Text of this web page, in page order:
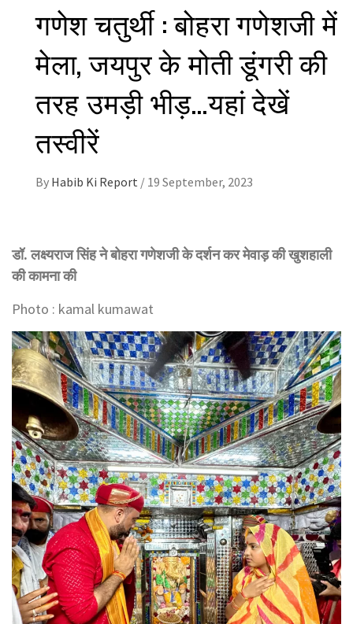
गणेश चतुर्थी : बोहरा गणेशजी में
मेला, जयपुर के मोती डूंगरी की
तरह उमड़ी भीड़…यहां देखें
तस्वीरें
By Habib Ki Report / 19 September, 2023
डॉ. लक्ष्यराज सिंह ने बोहरा गणेशजी के दर्शन कर मेवाड़ की खुशहाली
की कामना की
Photo : kamal kumawat